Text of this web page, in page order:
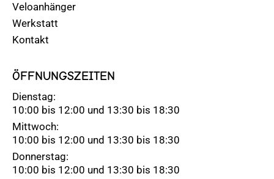
Veloanhänger
Werkstatt
Kontakt
ÖFFNUNGSZEITEN
Dienstag:
10:00 bis 12:00 und 13:30 bis 18:30
Mittwoch:
10:00 bis 12:00 und 13:30 bis 18:30
Donnerstag:
10:00 bis 12:00 und 13:30 bis 18:30